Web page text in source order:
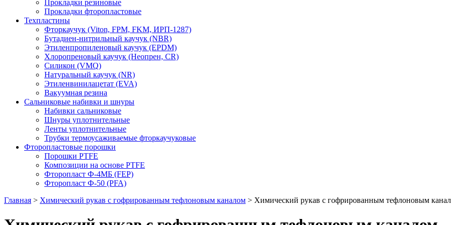
Прокладки резиновые
Прокладки фторопластовые
Техпластины
Фторкаучук (Viton, FPM, FKM, ИРП-1287)
Бутадиен-нитрильный каучук (NBR)
Этиленпропиленовый каучук (EPDM)
Хлоропреновый каучук (Неопрен, CR)
Cиликон (VMQ)
Натуральный каучук (NR)
Этиленвинилацетат (EVA)
Вакуумная резина
Сальниковые набивки и шнуры
Набивки сальниковые
Шнуры уплотнительные
Ленты уплотнительные
Трубки термоусаживаемые фторкаучуковые
Фторопластовые порошки
Порошки PTFE
Композиции на основе PTFE
Фторопласт Ф-4МБ (FEP)
Фторопласт Ф-50 (PFA)
Главная > Химический рукав с гофрированным тефлоновым каналом > Химический рукав с гофрированным тефлоновым